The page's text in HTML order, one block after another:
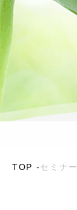
TOP セミナ